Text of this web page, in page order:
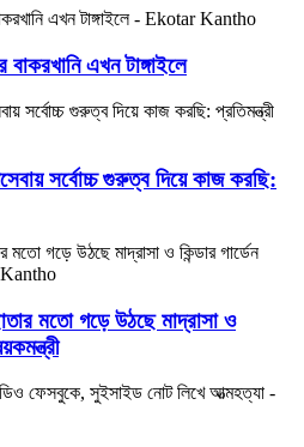
এখন টাঙ্গাইলে
সর্বোচ্চ গুরুত্ব দিয়ে কাজ করছি:
মতো গড়ে উঠছে মাদ্রাসা ও